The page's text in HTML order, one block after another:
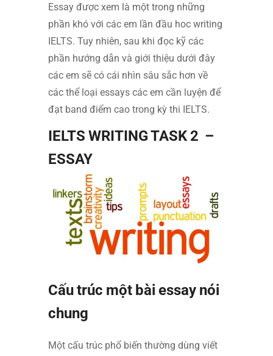
Essay được xem là một trong những
phần khó với các em lần đầu hoc writing
IELTS. Tuy nhiên, sau khi đọc kỹ các
phần hướng dẫn và giới thiệu dưới đây
các em sẽ có cái nhìn sâu sắc hơn về
các thể loại essays các em cần luyện để
đạt band điểm cao trong kỳ thi IELTS.
IELTS WRITING TASK 2 –
ESSAY
Cấu trúc một bài essay nói
chung
Một cấu trúc phổ biến thường dùng viết